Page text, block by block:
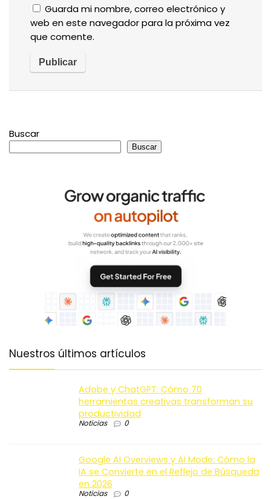
Guarda mi nombre, correo electrónico y
web en este navegador para la próxima vez
que comente.
Buscar
Buscar
Nuestros últimos artículos
Adobe y ChatGPT: Cómo 70
herramientas creativas transforman su
productividad
Noticias 0
Google AI Overviews y AI Mode: Cómo la
IA se Convierte en el Reflejo de Búsqueda
en 2026
Noticias 0